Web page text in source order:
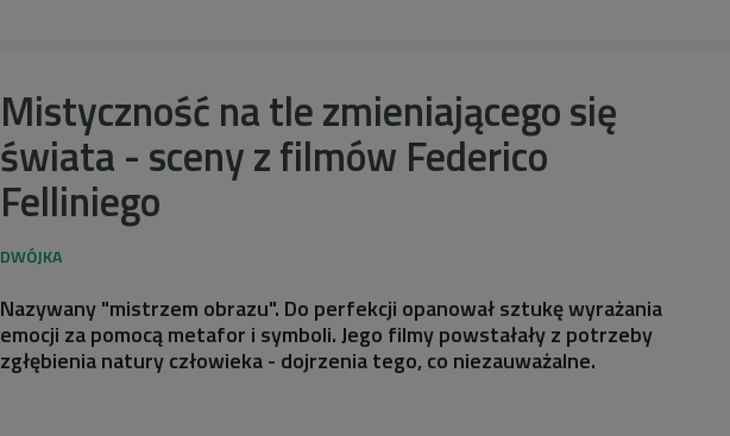
Mistyczność na tle zmieniającego się
świata - sceny z filmów Federico
Felliniego
Nazywany "mistrzem obrazu". Do perfekcji opanował sztukę wyrażania
emocji za pomocą metafor i symboli. Jego filmy powstałały z potrzeby
zgłębienia natury człowieka - dojrzenia tego, co niezauważalne.